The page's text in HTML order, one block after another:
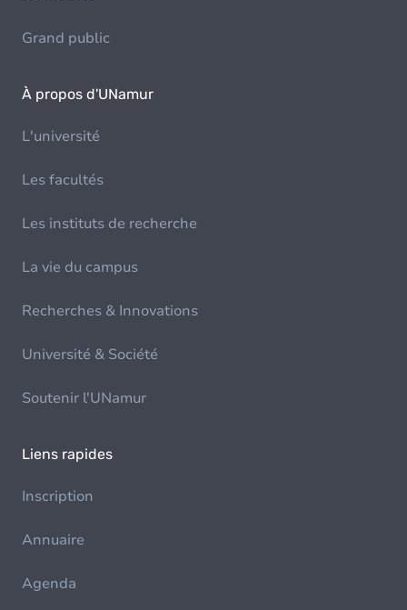
Grand public
À propos d'UNamur
L'université
Les facultés
Les instituts de recherche
La vie du campus
Recherches & Innovations
Université & Société
Soutenir l'UNamur
Liens rapides
Inscription
Annuaire
Agenda